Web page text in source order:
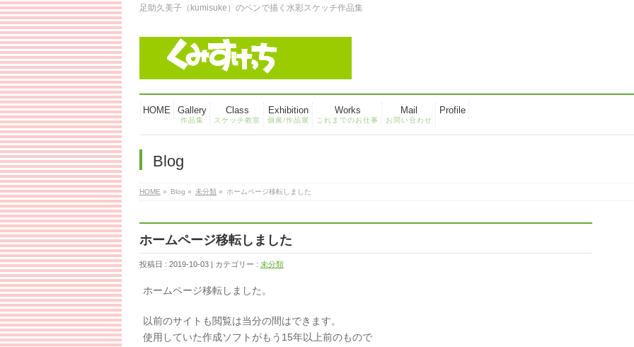
足助久美子（kumisuke）のペンで描く水彩スケッチ作品集
HOME Gallery
作品集
Class
スケッチ教室
Exhibition
個展/作品展
Works
これまでのお仕事
Mail
お問い合わせ
Profile
Blog
HOME » Blog » 未分類 » ホームページ移転しました
ホームページ移転しました
投稿日 : 2019-10-03 | カテゴリー : 未分類
ホームページ移転しました。
以前のサイトも閲覧は当分の間はできます。
使用していた作成ソフトがもう15年以上前のもので